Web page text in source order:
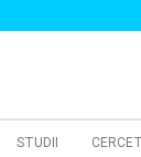
STUDII